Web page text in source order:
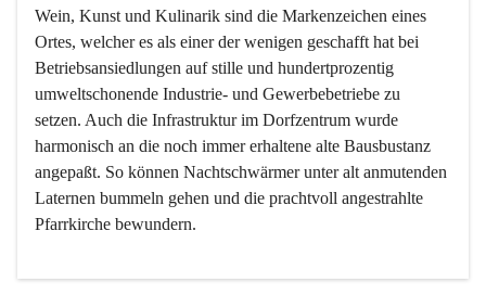
Wein, Kunst und Kulinarik sind die Markenzeichen eines
Ortes, welcher es als einer der wenigen geschafft hat bei
Betriebsansiedlungen auf stille und hundertprozentig
umweltschonende Industrie- und Gewerbebetriebe zu
setzen. Auch die Infrastruktur im Dorfzentrum wurde
harmonisch an die noch immer erhaltene alte Bausbustanz
angepaßt. So können Nachtschwärmer unter alt anmutenden
Laternen bummeln gehen und die prachtvoll angestrahlte
Pfarrkirche bewundern.
Der Weinbau dominert heute nicht mehr, ist aber integrativer